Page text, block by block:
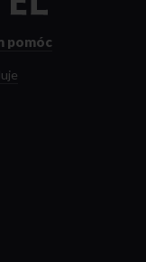
strony
pomóc